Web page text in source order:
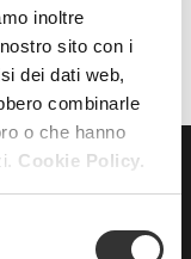
inoltre
sito con i
dei dati web,
combinarle
o che hanno
Cookie Policy.